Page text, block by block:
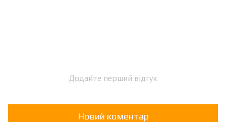
Додайте перший відгук
Новий коментар